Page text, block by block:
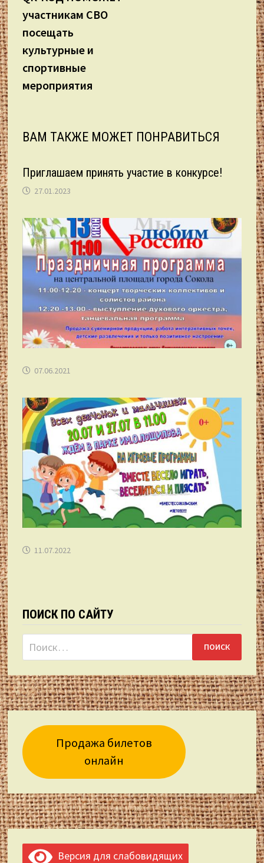
по
записям
участникам СВО
посещать
культурные и
спортивные
мероприятия
ВАМ ТАКЖЕ МОЖЕТ ПОНРАВИТЬСЯ
Приглашаем принять участие в конкурсе!
27.01.2023
07.06.2021
11.07.2022
ПОИСК ПО САЙТУ
Найти:
Продажа билетов
онлайн
Версия для слабовидящих